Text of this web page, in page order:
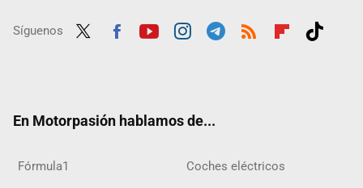
Síguenos
En Motorpasión hablamos de...
Fórmula1 Coches eléctricos